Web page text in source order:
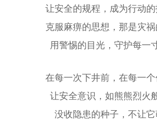
让安全的规程，成为行动
克服麻痹的思想，那是灾
用警惕的目光，守护每一
在每一次下井前，在每一个
让安全意识，如熊熊烈火
没收隐患的种子，不让